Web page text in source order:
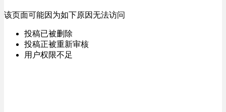
该页面可能因为如下原因无法访问
投稿已被删除
投稿正被重新审核
用户权限不足